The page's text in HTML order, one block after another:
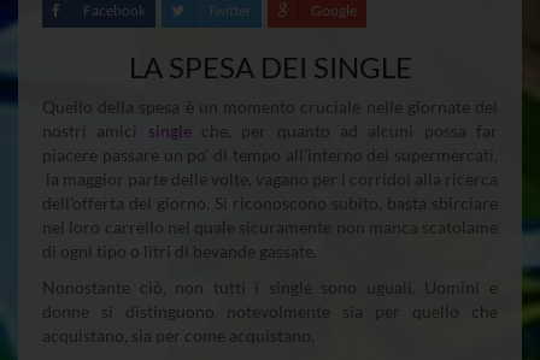
Facebook Twitter Google
LA SPESA DEI SINGLE
Quello della spesa è un momento cruciale nelle giornate dei
nostri amici single che, per quanto ad alcuni possa far
piacere passare un po’ di tempo all’interno dei supermercati,
la maggior parte delle volte, vagano per i corridoi alla ricerca
dell’offerta del giorno. Si riconoscono subito, basta sbirciare
nel loro carrello nel quale sicuramente non manca scatolame
di ogni tipo o litri di bevande gassate.
Nonostante ciò, non tutti i single sono uguali. Uomini e
donne si distinguono notevolmente sia per quello che
acquistano, sia per come acquistano.